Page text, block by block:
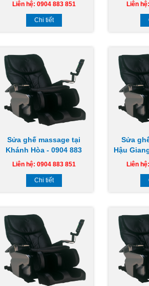
Liên hệ: 0904 883 851
Chi tiết
Liên
Sửa ghế massage tại
Khánh Hòa - 0904 883
851
Liên hệ: 0904 883 851
Chi tiết
Sửa
Hậu
Liên